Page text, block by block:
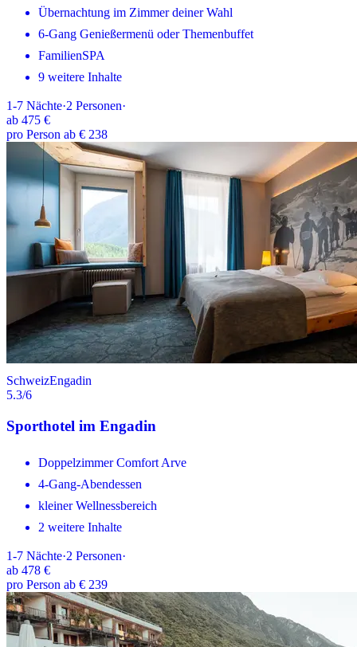
Übernachtung im Zimmer deiner Wahl
6-Gang Genießermenü oder Themenbuffet
FamilienSPA
9 weitere Inhalte
1-7 Nächte·2 Personen·
ab 475 €
pro Person ab € 238
SchweizEngadin
5.3/6
Sporthotel im Engadin
Doppelzimmer Comfort Arve
4-Gang-Abendessen
kleiner Wellnessbereich
2 weitere Inhalte
1-7 Nächte·2 Personen·
ab 478 €
pro Person ab € 239